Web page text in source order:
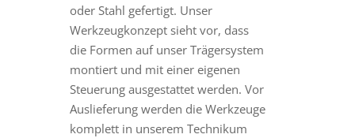
oder Stahl gefertigt. Unser
Werkzeugkonzept sieht vor, dass
die Formen auf unser Trägersystem
montiert und mit einer eigenen
Steuerung ausgestattet werden. Vor
Auslieferung werden die Werkzeuge
komplett in unserem Technikum